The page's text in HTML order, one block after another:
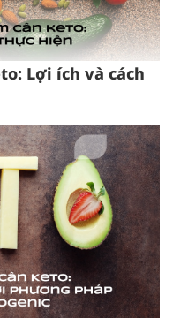
Lợi ích và cách